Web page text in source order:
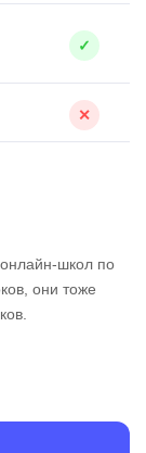
✓
✕
школ по
они тоже